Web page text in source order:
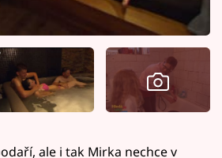
ale i tak Mirka nechce v